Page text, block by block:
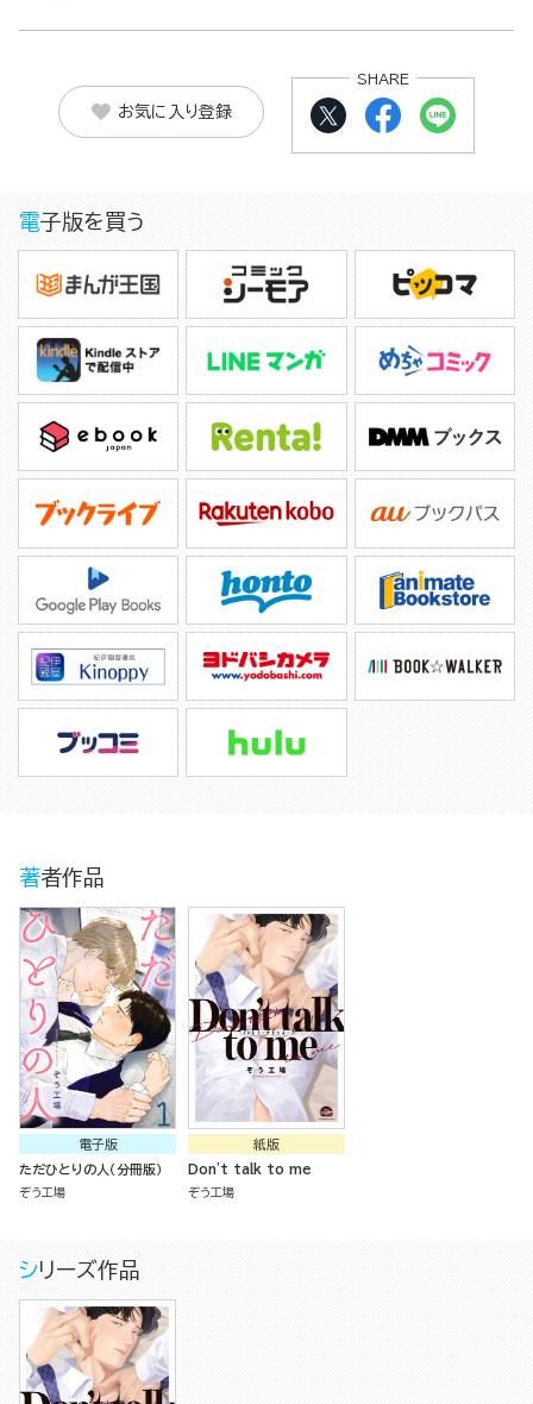
お気に入り登録
SHARE
電子版を買う
著者作品
電子版
ただひとりの人（分冊版）
ぞう工場
紙版
Don't talk to me
ぞう工場
シリーズ作品